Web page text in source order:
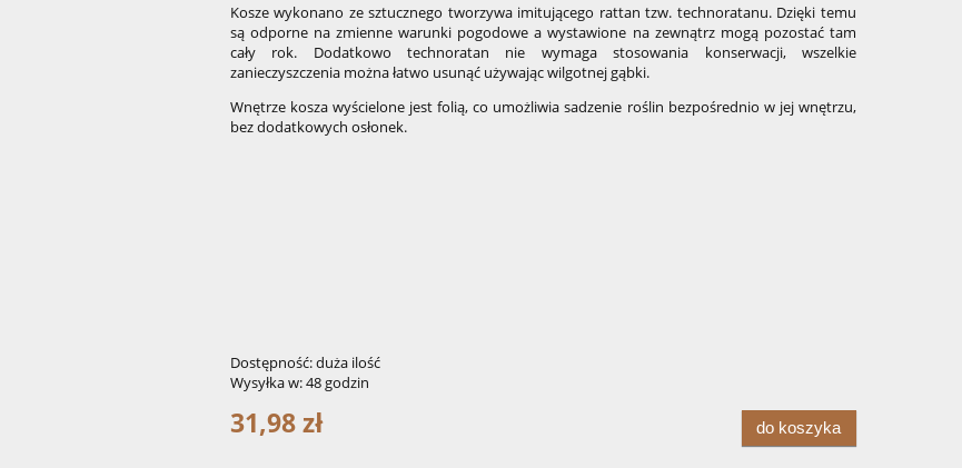
Kosze wykonano ze sztucznego tworzywa imitującego rattan tzw. technoratanu. Dzięki temu
są odporne na zmienne warunki pogodowe a wystawione na zewnątrz mogą pozostać tam
cały rok. Dodatkowo technoratan nie wymaga stosowania konserwacji, wszelkie
zanieczyszczenia można łatwo usunąć używając wilgotnej gąbki.
Wnętrze kosza wyścielone jest folią, co umożliwia sadzenie roślin bezpośrednio w jej wnętrzu,
bez dodatkowych osłonek.
Dostępność:duża ilość
Wysyłka w:48 godzin
31,98 zł do koszyka